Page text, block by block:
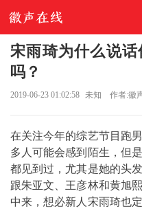
宋雨琦为什么说
吗？
2019-06-23 01:02:58 未知 作者:徽
在关注今年的综艺节目跑
多人可能会感到陌生，但
都见到过，尤其是她的头
跟朱亚文、王彦林和黄旭
中来，想必新人宋雨琦也